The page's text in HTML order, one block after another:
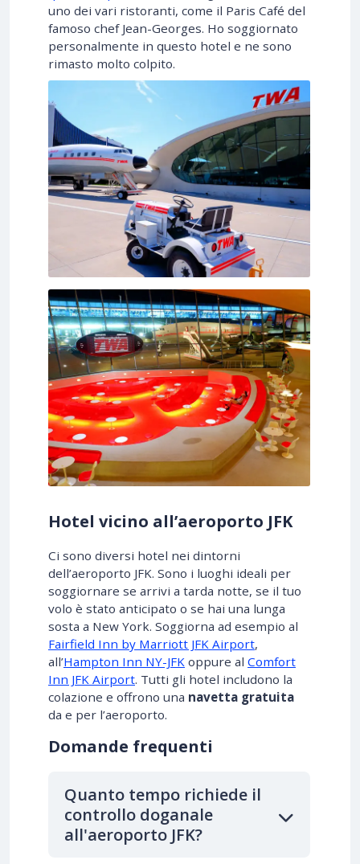
uno dei vari ristoranti, come il Paris Café del
famoso chef Jean-Georges. Ho soggiornato
personalmente in questo hotel e ne sono
rimasto molto colpito.
Hotel vicino all’aeroporto JFK
Ci sono diversi hotel nei dintorni
dell’aeroporto JFK. Sono i luoghi ideali per
soggiornare se arrivi a tarda notte, se il tuo
volo è stato anticipato o se hai una lunga
sosta a New York. Soggiorna ad esempio al
Fairfield Inn by Marriott JFK Airport,
all’Hampton Inn NY-JFK oppure al Comfort
Inn JFK Airport. Tutti gli hotel includono la
colazione e offrono una navetta gratuita
da e per l’aeroporto.
Domande frequenti
Quanto tempo richiede il
controllo doganale
all'aeroporto JFK?